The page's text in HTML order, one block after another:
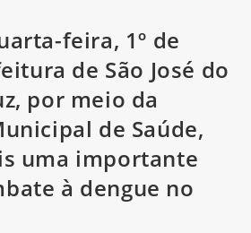
feira, 1º de
de São José do
por meio da
de Saúde,
uma importante
à dengue no